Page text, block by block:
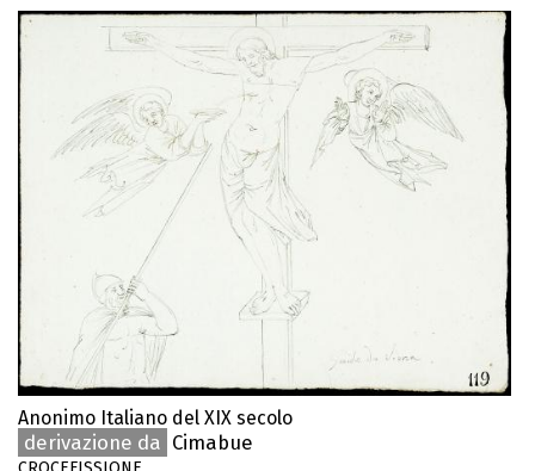
Anonimo Italiano del XIX secolo
derivazione da Cimabue